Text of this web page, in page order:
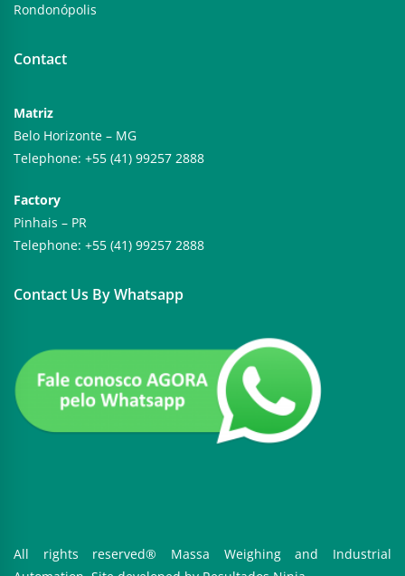
Rondonópolis
Contact
Matriz
Belo Horizonte – MG
Telephone: +55 (41) 99257 2888
Factory
Pinhais – PR
Telephone: +55 (41) 99257 2888
Contact Us By Whatsapp
All rights reserved® Massa Weighing and Industrial